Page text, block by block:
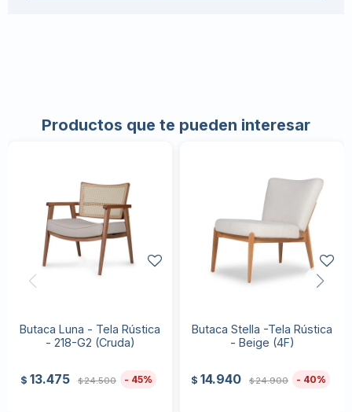
Productos que te pueden interesar
Butaca Luna - Tela Rústica
- 218-G2 (Cruda)
$ 13.475 $24.500 45
Butaca Stella -Tela Rústica
- Beige (4F)
$ 14.940 $24.900 40